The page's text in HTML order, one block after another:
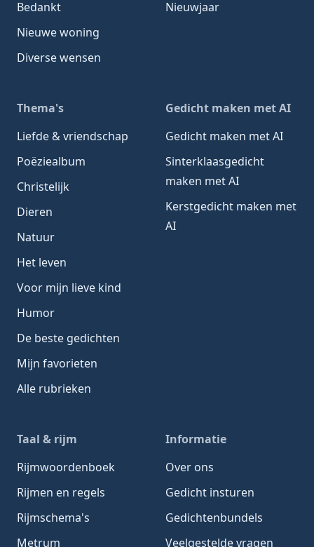
Bedankt
Nieuwe woning
Diverse wensen
Nieuwjaar
Thema's
Liefde & vriendschap
Poëziealbum
Christelijk
Dieren
Natuur
Het leven
Voor mijn lieve kind
Humor
De beste gedichten
Mijn favorieten
Alle rubrieken
Gedicht maken met AI
Gedicht maken met AI
Sinterklaasgedicht
maken met AI
Kerstgedicht maken met
AI
Taal & rijm
Rijmwoordenboek
Rijmen en regels
Rijmschema's
Metrum
Informatie
Over ons
Gedicht insturen
Gedichtenbundels
Veelgestelde vragen